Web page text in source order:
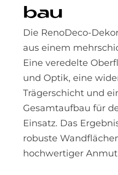
bau
Die RenoDeco-
aus einem
Eine veredelte
und Optik, eine
Trägerschicht und
Gesamtaufbau für
Einsatz. Das
robuste
hochwertiger